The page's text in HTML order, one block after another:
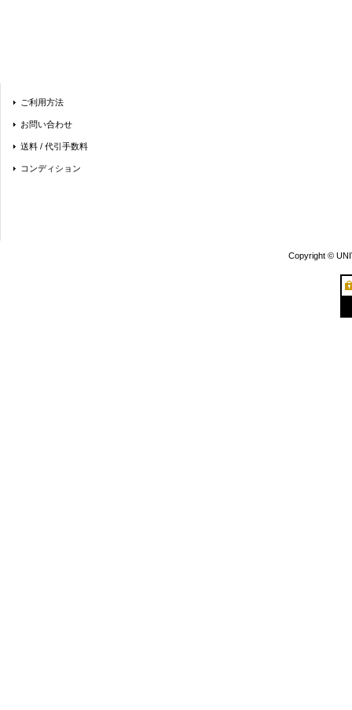
ご利用方法
お問い合わせ
送料 / 代引手数料
コンディション
Copyright ©